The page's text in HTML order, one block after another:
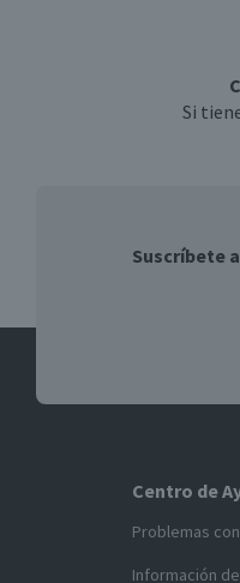
Si
Suscríbete
Centro de
Problemas
Información